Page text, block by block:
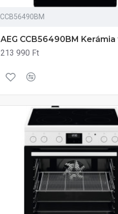
CCB56490BM
AEG CCB56490BM
213 990 Ft